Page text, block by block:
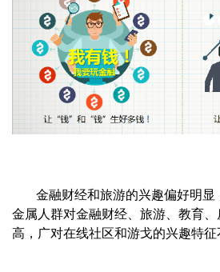
金融财经和旅游的兴趣偏好明
金属人群对金融财经、旅游、教育
高，广对在线社区和游戈的兴趣特征